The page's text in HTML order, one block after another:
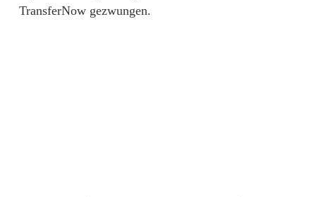
TransferNow gezwungen.